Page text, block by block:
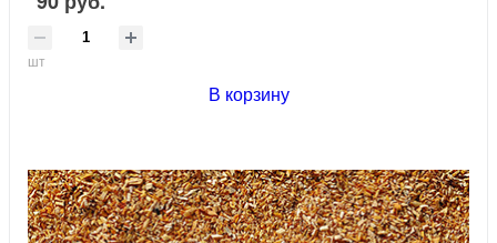
шт
В корзину